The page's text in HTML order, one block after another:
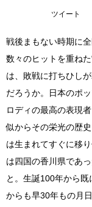
ツイート
戦後まもない時期に
数々のヒットを重ね
は、敗戦に打ちひし
だろうか。日本のポ
ロディの最高の表現
似からその栄光の歴
は生まれてすぐに移
は四国の香川県であ
と。生誕100年から
からも早30年もの月